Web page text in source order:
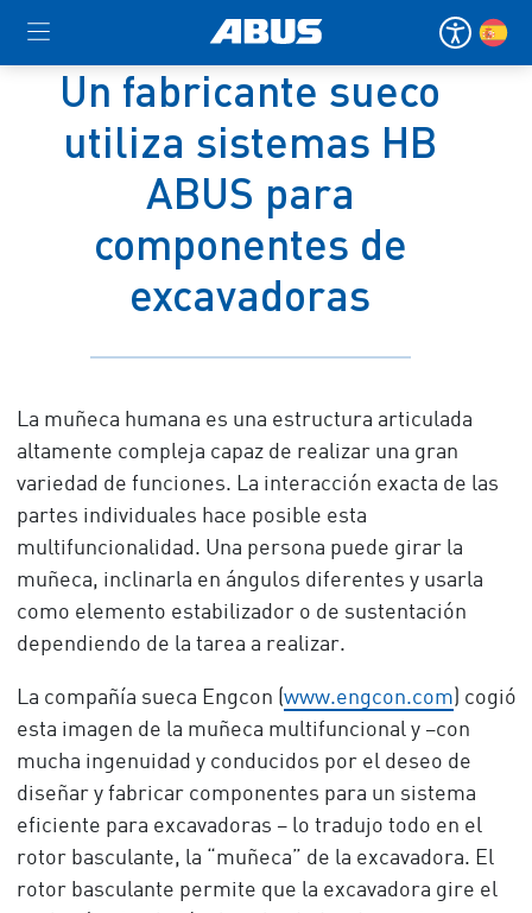
Un fabricante sueco
utiliza sistemas HB
ABUS para
componentes de
excavadoras
La muñeca humana es una estructura articulada
altamente compleja capaz de realizar una gran
variedad de funciones. La interacción exacta de las
partes individuales hace posible esta
multifuncionalidad. Una persona puede girar la
muñeca, inclinarla en ángulos diferentes y usarla
como elemento estabilizador o de sustentación
dependiendo de la tarea a realizar.
La compañía sueca Engcon (www.engcon.com) cogió
esta imagen de la muñeca multifuncional y –con
mucha ingenuidad y conducidos por el deseo de
diseñar y fabricar componentes para un sistema
eficiente para excavadoras – lo tradujo todo en el
rotor basculante, la “muñeca” de la excavadora. El
rotor basculante permite que la excavadora gire el